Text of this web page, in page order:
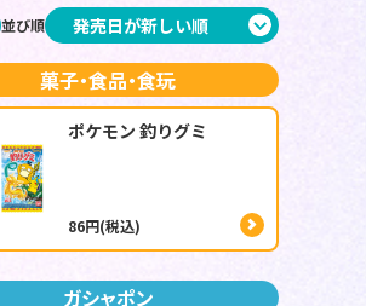
並び順
菓子・食品・食玩
ポケモン 釣りグミ
86円(税込)
ガシャポン